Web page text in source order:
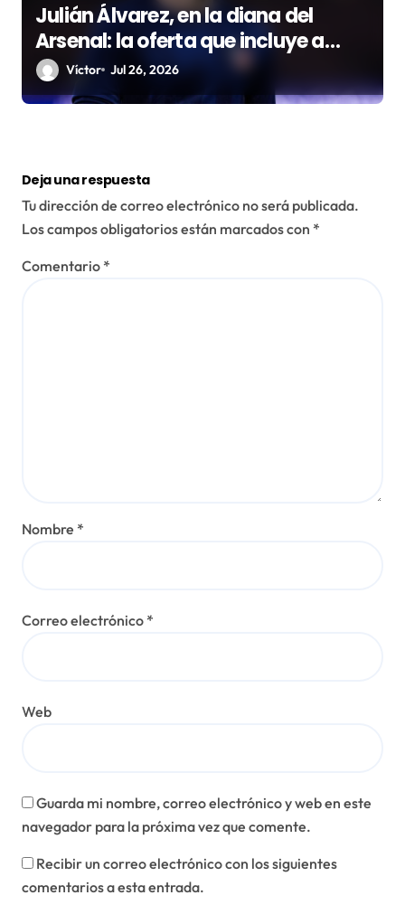
Julián Álvarez, en la diana del
Arsenal: la oferta que incluye a
Gyökeres
Víctor Jul 26, 2026
Deja una respuesta
Tu dirección de correo electrónico no será publicada.
Los campos obligatorios están marcados con *
Comentario *
Nombre *
Correo electrónico *
Web
Guarda mi nombre, correo electrónico y web en este
navegador para la próxima vez que comente.
Recibir un correo electrónico con los siguientes
comentarios a esta entrada.